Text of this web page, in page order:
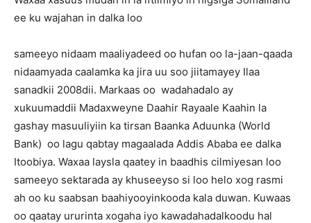
ee ku wajahan in dalka loo
sameeyo nidaam maaliyadeed oo hufan oo la-jaan-qaada
nidaamyada caalamka ka jira uu soo jiitamayey Ilaa
sanadkii 2008dii. Markaas oo wadahadalo ay
xukuumaddii Madaxweyne Daahir Rayaale Kaahin la
gashay masuuliyiin ka tirsan Baanka Aduunka (World
Bank) oo lagu qabtay magaalada Addis Ababa ee dalka
Itoobiya. Waxaa laysla qaatey in baadhis cilmiyesan loo
sameeyo sektarada ay khuseeyso si loo helo xog rasmi
ah oo ku saabsan baahiyooyinkooda kala duwan. Kuwaas
oo qaatay ururinta xogaha iyo kawadahadalkoodu hal